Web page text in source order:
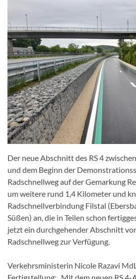
Der neue Abschnitt des RS 4
und dem Beginn der
Radschnellweg auf der Gemarkung
um weitere rund 1,4 Kilometer und
Radschnellverbindung Filstal
Süßen) an, die in Teilen schon
jetzt ein durchgehender Abschnitt
Radschnellweg zur Verfügung.
Verkehrsministerin Nicole Razavi